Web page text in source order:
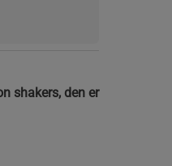
shakers, den er